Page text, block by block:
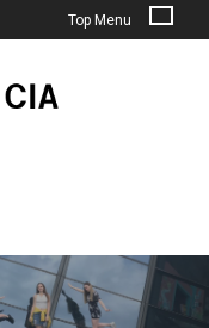
Top Menu